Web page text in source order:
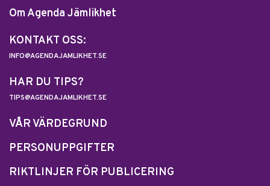
Om Agenda Jämlikhet
KONTAKT OSS:
INFO@AGENDAJAMLIKHET.SE
HAR DU TIPS?
TIPS@AGENDAJAMLIKHET.SE
VÅR VÄRDEGRUND
PERSONUPPGIFTER
RIKTLINJER FÖR PUBLICERING